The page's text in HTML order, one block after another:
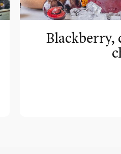
Blackberry,